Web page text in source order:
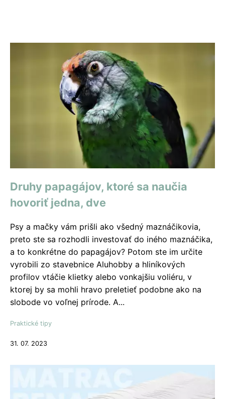
Druhy papagájov, ktoré sa naučia
hovoriť jedna, dve
Psy a mačky vám prišli ako všedný maznáčikovia,
preto ste sa rozhodli investovať do iného maznáčika,
a to konkrétne do papagájov? Potom ste im určite
vyrobili zo stavebnice Aluhobby a hliníkových
profilov vtáčie klietky alebo vonkajšiu voliéru, v
ktorej by sa mohli hravo preletieť podobne ako na
slobode vo voľnej prírode. A...
Praktické tipy
31. 07. 2023